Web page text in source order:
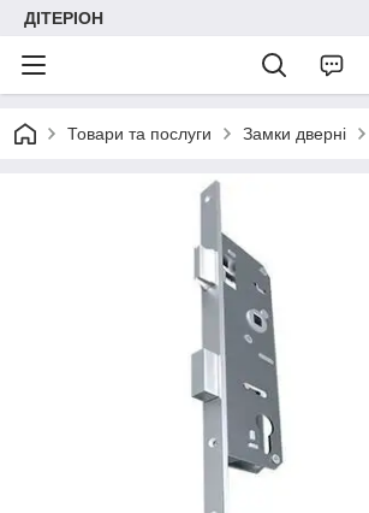
ДІТЕРІОН
Товари та послуги Замки дверні